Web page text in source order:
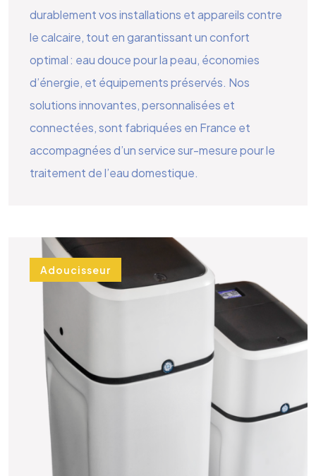
durablement vos installations et appareils contre
le calcaire, tout en garantissant un confort
optimal : eau douce pour la peau, économies
d’énergie, et équipements préservés. Nos
solutions innovantes, personnalisées et
connectées, sont fabriquées en France et
accompagnées d’un service sur-mesure pour le
traitement de l’eau domestique.
Adoucisseur